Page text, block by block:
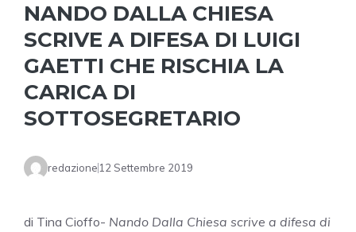
NANDO DALLA CHIESA
SCRIVE A DIFESA DI LUIGI
GAETTI CHE RISCHIA LA
CARICA DI
SOTTOSEGRETARIO
redazione 12 Settembre 2019
di Tina Cioffo- Nando Dalla Chiesa scrive a difesa di